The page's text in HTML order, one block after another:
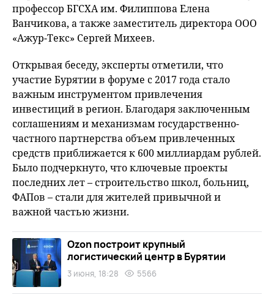
профессор БГСХА им. Филиппова Елена
Ванчикова, а также заместитель директора ООО
«Ажур-Текс» Сергей Михеев.
Открывая беседу, эксперты отметили, что
участие Бурятии в форуме с 2017 года стало
важным инструментом привлечения
инвестиций в регион. Благодаря заключенным
соглашениям и механизмам государственно-
частного партнерства объем привлеченных
средств приближается к 600 миллиардам рублей.
Было подчеркнуто, что ключевые проекты
последних лет – строительство школ, больниц,
ФАПов – стали для жителей привычной и
важной частью жизни.
Ozon построит крупный
логистический центр в Бурятии
3 июня, 18:28 5566